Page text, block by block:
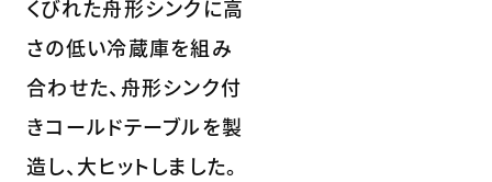
くびれた舟形シンクに高
さの低い冷蔵庫を組み
合わせた、舟形シンク付
きコールドテーブルを製
造し、大ヒットしました。